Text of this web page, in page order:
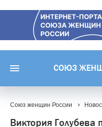
СОЮЗ
Союз женщин России
Виктория Голубева